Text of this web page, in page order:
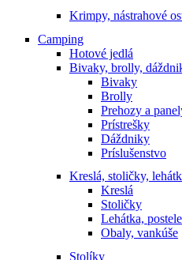
Krimpy, nástrahové
Camping
Hotové jedlá
Bivaky, brolly,
Bivaky
Brolly
Prehozy a
Prístrešky
Dáždniky
Príslušenstvo
Kreslá, stoličky,
Kreslá
Stoličky
Lehátka, postele
Obaly, vankúše
Stolíky